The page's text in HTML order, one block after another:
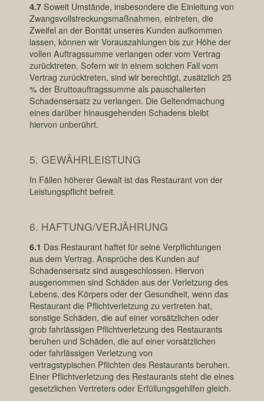
4.7 Soweit Umstände, insbesondere die Einleitung von
Zwangsvollstreckungsmaßnahmen, eintreten, die
Zweifel an der Bonität unseres Kunden aufkommen
lassen, können wir Vorauszahlungen bis zur Höhe der
vollen Auftragssumme verlangen oder vom Vertrag
zurücktreten. Sofern wir in einem solchen Fall vom
Vertrag zurücktreten, sind wir berechtigt, zusätzlich 25
% der Bruttoauftragssumme als pauschalierten
Schadensersatz zu verlangen. Die Geltendmachung
eines darüber hinausgehenden Schadens bleibt
hiervon unberührt.
5. GEWÄHRLEISTUNG
In Fällen höherer Gewalt ist das Restaurant von der
Leistungspflicht befreit.
6. HAFTUNG/VERJÄHRUNG
6.1 Das Restaurant haftet für seine Verpflichtungen
aus dem Vertrag. Ansprüche des Kunden auf
Schadensersatz sind ausgeschlossen. Hiervon
ausgenommen sind Schäden aus der Verletzung des
Lebens, des Körpers oder der Gesundheit, wenn das
Restaurant die Pflichtverletzung zu vertreten hat,
sonstige Schäden, die auf einer vorsätzlichen oder
grob fahrlässigen Pflichtverletzung des Restaurants
beruhen und Schäden, die auf einer vorsätzlichen
oder fahrlässigen Verletzung von
vertragstypischen Pflichten des Restaurants beruhen.
Einer Pflichtverletzung des Restaurants steht die eines
gesetzlichen Vertreters oder Erfüllungsgehilfen gleich.